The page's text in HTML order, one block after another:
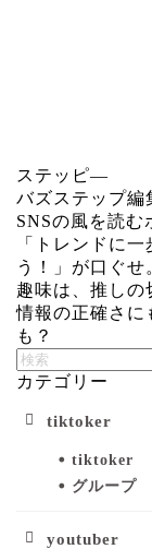
ステッピ―
バズステップ編
SNSの風を読む
「トレンドに
う！」が口ぐせ
趣味は、推しの
情報の正確さに
も？
カテゴリー
tiktoker
tiktoker
グループ
youtuber